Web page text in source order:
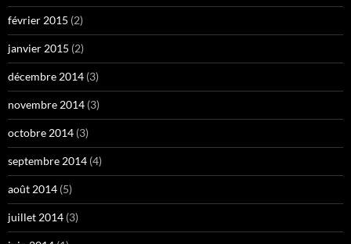
février 2015 (2)
janvier 2015 (2)
décembre 2014 (3)
novembre 2014 (3)
octobre 2014 (3)
septembre 2014 (4)
août 2014 (5)
juillet 2014 (3)